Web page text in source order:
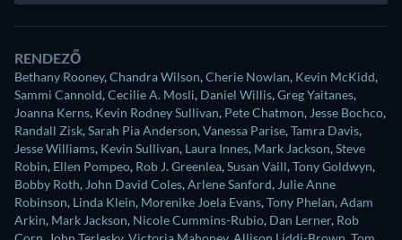
RENDEZŐ
Bethany Rooney,Chandra Wilson,Cherie Nowlan, Kevin McKidd,
Sammi Cannold,Cecilie A. Mosli, Daniel Willis,Greg Yaitanes,
Joanna Kerns, Kevin Rodney Sullivan, Pete Chatmon, Jesse Bochco,
Randall Zisk,Sarah Pia Anderson,Vanessa Parise,Tamra Davis,
Jesse Williams, Kevin Sullivan, Laura Innes, Mark Jackson,Steve
Robin, Ellen Pompeo, Rob J. Greenlea,Susan Vaill,Tony Goldwyn,
Bobby Roth, John David Coles,Arlene Sanford, Julie Anne
Robinson, Linda Klein, Morenike Joela Evans,Tony Phelan,Adam
Arkin, Mark Jackson, Nicole Cummins-Rubio, Dan Lerner, Rob